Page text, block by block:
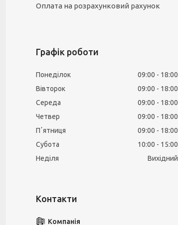
Оплата на розрахунковий рахунок
Графік роботи
Понеділок 09:00
18:00
Вівторок
09:00
18:00
Середа
09:00
18:00
Четвер
09:00
18:00
Пʼятниця
09:00
18:00
Субота
10:00
15:00
Неділя
Вихідний